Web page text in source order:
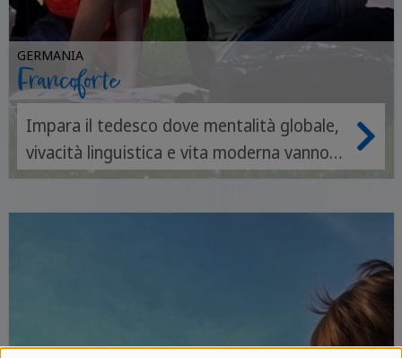
GERMANIA
Francoforte
Impara il tedesco dove mentalità globale,
vivacità linguistica e vita moderna vanno
di pari passo.